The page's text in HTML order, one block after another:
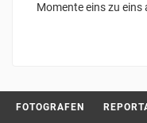
Momente eins zu
FOTOGRAFEN